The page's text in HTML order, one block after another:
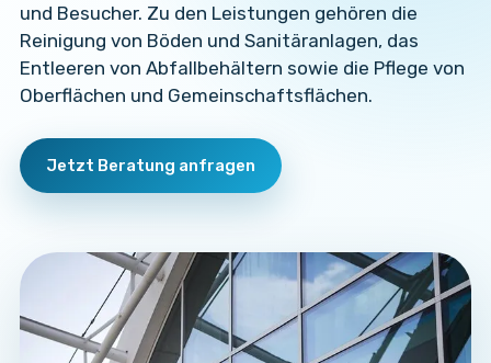
und Besucher. Zu den Leistungen gehören die
Reinigung von Böden und Sanitäranlagen, das
Entleeren von Abfallbehältern sowie die Pflege von
Oberflächen und Gemeinschaftsflächen.
Jetzt Beratung anfragen